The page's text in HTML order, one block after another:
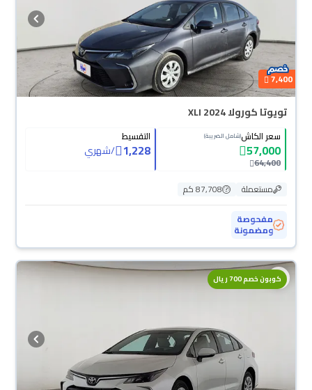
7,400
تويوتا كورولا XLI 2024
سعر الكاش(شامل الضريبة)
57,000
64,400
التقسيط
1,228
/شهري
مستعملة
87,708 كم
مفحوصة
ومضمونة
كوبون خصم 700 ريال